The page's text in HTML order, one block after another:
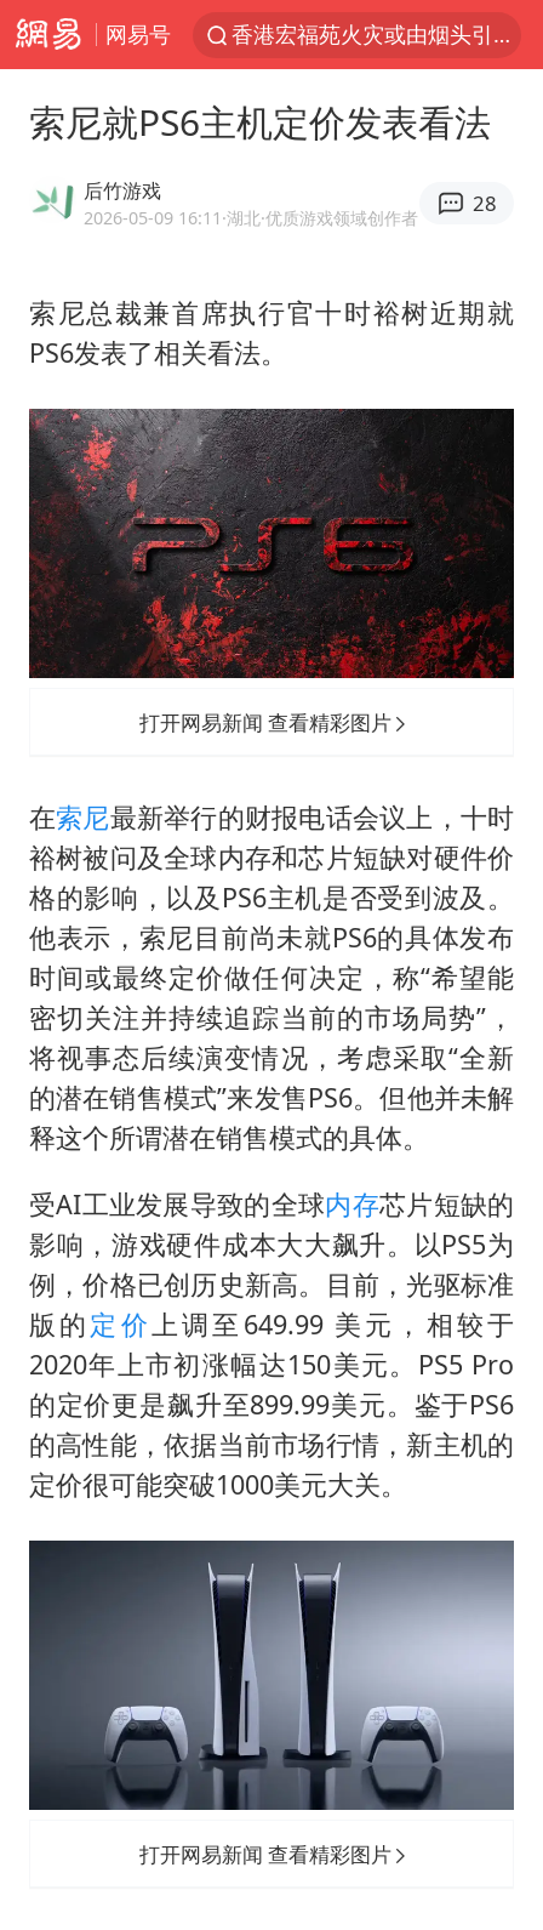
网易号
香港宏福苑火灾或由烟头引起
张本智和：零封向鹏不意外
用AI造出新病毒意味着什么
浙江最强风雨时段已锁定
女子被狗舔脚确诊三级暴露 医生回应
多所幼师院校开设养老专业
泰国校园枪击事件已致8死30余伤
薛之谦杭州站演唱会取消
必胜客，被正式买断
四川宜宾地震网友称睡觉被摇醒
习近平心系体育强国建设
索尼就PS6主机定价发表看法
后竹游戏
2026-05-09 16:11 ·湖北·优质游戏领域创作者
28
索尼总裁兼首席执行官十时裕树近期就
PS6发表了相关看法。
打开网易新闻 查看精彩图片
在索尼最新举行的财报电话会议上，十时
裕树被问及全球内存和芯片短缺对硬件价
格的影响，以及PS6主机是否受到波及。
他表示，索尼目前尚未就PS6的具体发布
时间或最终定价做任何决定，称“希望能
密切关注并持续追踪当前的市场局势”，
将视事态后续演变情况，考虑采取“全新
的潜在销售模式”来发售PS6。但他并未解
释这个所谓潜在销售模式的具体。
受AI工业发展导致的全球内存芯片短缺的
影响，游戏硬件成本大大飙升。以PS5为
例，价格已创历史新高。目前，光驱标准
版的 定价上调至649.99 美元，相较于
2020年上市初涨幅达150美元。PS5 Pro
的定价更是飙升至899.99美元。鉴于PS6
的高性能，依据当前市场行情，新主机的
定价很可能突破1000美元大关。
打开网易新闻 查看精彩图片